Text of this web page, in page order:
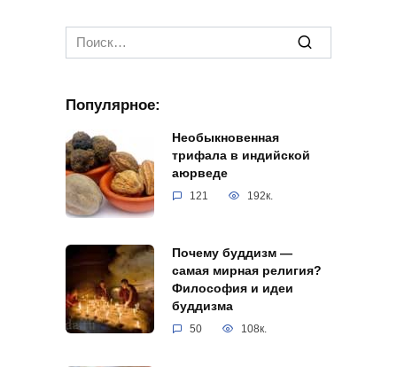
Search
for:
Популярное:
Необыкновенная
трифала в индийской
аюрведе
121 192к.
Почему буддизм —
самая мирная религия?
Философия и идеи
буддизма
50 108к.